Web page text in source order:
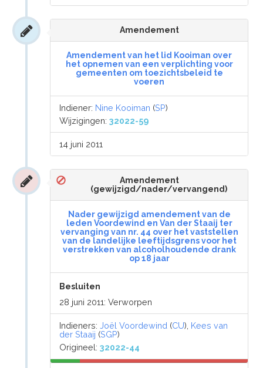
Amendement
Amendement van het lid Kooiman over
het opnemen van een verplichting voor
gemeenten om toezichtsbeleid te
voeren
Indiener: Nine Kooiman (SP)
Wijzigingen:32022-59
14 juni 2011
Amendement
(gewijzigd/nader/vervangend)
Nader gewijzigd amendement van de
leden Voordewind en Van der Staaij ter
vervanging van nr. 44 over het vaststellen
van de landelijke leeftijdsgrens voor het
verstrekken van alcoholhoudende drank
op 18 jaar
Besluiten
28 juni 2011: Verworpen
Indieners:Joël Voordewind (CU), Kees van
der Staaij (SGP)
Origineel:32022-44